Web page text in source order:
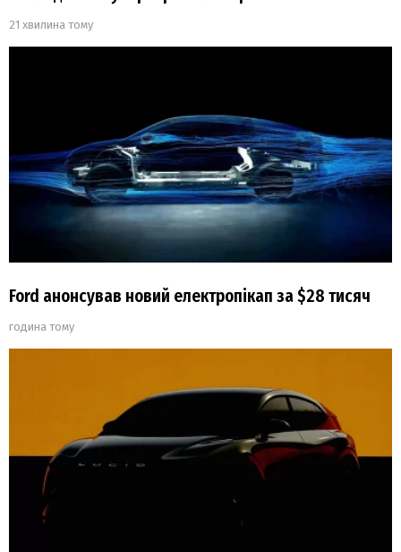
21 хвилина тому
Ford анонсував новий електропікап за $28 тисяч
година тому